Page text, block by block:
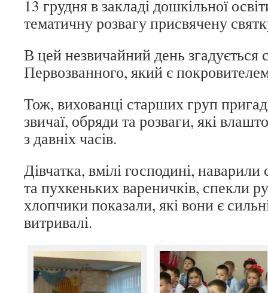
13 грудня в закладі дошкільної
тематичну розвагу присвячену
В цей незвичайний день згадується
Первозванного, який є
Тож, вихованці старших груп
звичаї, обряди та розваги, які
з давніх часів.
Дівчатка, вмілі господині,
та пухкеньких вареничків, спекли
хлопчики показали, які вони є
витривалі.